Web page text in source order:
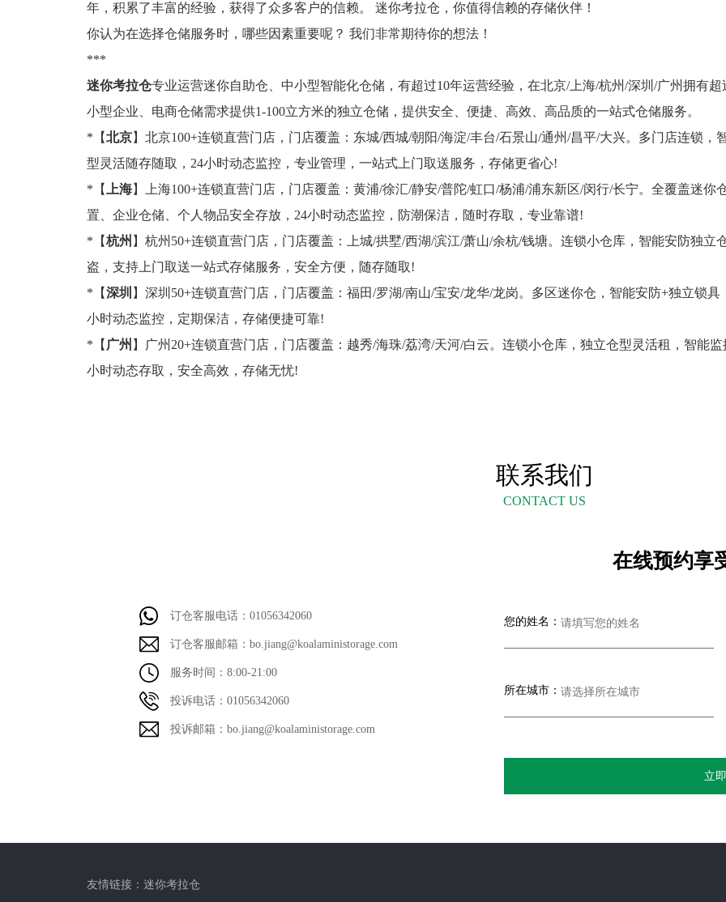
年，积累了丰富的经验，获得了众多客户的信赖。 迷你考拉仓，你值得信赖的存储伙伴！
你认为在选择仓储服务时，哪些因素重要呢？ 我们非常期待你的想法！
***
迷你考拉仓专业运营迷你自助仓、中小型智能化仓储，有超过10年运营经验，在北京/上海/杭州/深圳/广州拥有
小型企业、电商仓储需求提供1-100立方米的独立仓储，提供安全、便捷、高效、高品质的一站式仓储服务。
*【北京】北京100+连锁直营门店，门店覆盖：东城/西城/朝阳/海淀/丰台/石景山/通州/昌平/大兴。多门店连锁
型灵活随存随取，24小时动态监控，专业管理，一站式上门取送服务，存储更省心!
*【
上海】上海100+连锁直营门店，门店覆盖：黄浦/徐汇/静安/普陀/虹口/杨浦/浦东新区/闵行/长宁。全覆盖迷
置、企业仓储、个人物品安全存放，24小时动态监控，防潮保洁，随时存取，专业靠谱!
*【杭州 】杭州50+连锁直营门店，门店覆盖：上城/拱墅/西湖/滨江/萧山/余杭/钱塘。连锁小仓库，智能安防独
盗，支持上门取送一站式存储服务，安全方便，随存随取!
*【深圳 】深圳50+连锁直营门店，门店覆盖：福田/罗湖/南山/宝安/龙华/龙岗。多区迷你仓，智能安防+独立锁
小时动态监控，定期保洁，存储便捷可靠!
*【 广州 】广州20+连锁直营门店，门店覆盖：越秀/海珠/荔湾/天河/白云。连锁小仓库，独立仓型灵活租，智能
小时动态存取，安全高效，存储无忧!
联系我们
CONTACT US
订仓客服电话：01056342060
订仓客服邮箱：bo.jiang@koalaministorage.com
服务时间：8:00-21:00
投诉电话：01056342060
投诉邮箱：bo.jiang@koalaministorage.com
在线预约享
您的姓名：
所在城市：
立
友情链接： 迷你考拉仓